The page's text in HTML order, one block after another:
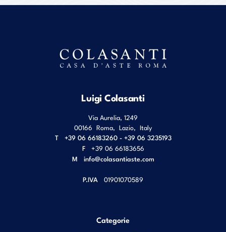
Luigi Colasanti
Via Aurelia, 1249
00166 Roma Lazio Italy
T
+39 06 66183260 - +39 06 3235193
F
+39 06 66183656
M info@colasantiaste.com
P.IVA 01901070589
Categorie